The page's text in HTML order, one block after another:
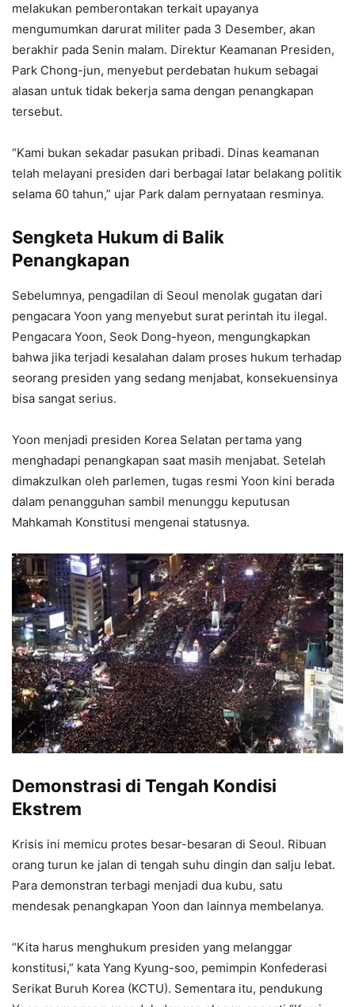
melakukan pemberontakan terkait upayanya
mengumumkan darurat militer pada 3 Desember, akan
berakhir pada Senin malam. Direktur Keamanan Presiden,
Park Chong-jun, menyebut perdebatan hukum sebagai
alasan untuk tidak bekerja sama dengan penangkapan
tersebut.
“Kami bukan sekadar pasukan pribadi. Dinas keamanan
telah melayani presiden dari berbagai latar belakang politik
selama 60 tahun,” ujar Park dalam pernyataan resminya.
Sengketa Hukum di Balik
Penangkapan
Sebelumnya, pengadilan di Seoul menolak gugatan dari
pengacara Yoon yang menyebut surat perintah itu ilegal.
Pengacara Yoon, Seok Dong-hyeon, mengungkapkan
bahwa jika terjadi kesalahan dalam proses hukum terhadap
seorang presiden yang sedang menjabat, konsekuensinya
bisa sangat serius.
Yoon menjadi presiden Korea Selatan pertama yang
menghadapi penangkapan saat masih menjabat. Setelah
dimakzulkan oleh parlemen, tugas resmi Yoon kini berada
dalam penangguhan sambil menunggu keputusan
Mahkamah Konstitusi mengenai statusnya.
Demonstrasi di Tengah Kondisi
Ekstrem
Krisis ini memicu protes besar-besaran di Seoul. Ribuan
orang turun ke jalan di tengah suhu dingin dan salju lebat.
Para demonstran terbagi menjadi dua kubu, satu
mendesak penangkapan Yoon dan lainnya membelanya.
“Kita harus menghukum presiden yang melanggar
konstitusi,” kata Yang Kyung-soo, pemimpin Konfederasi
Serikat Buruh Korea (KCTU). Sementara itu, pendukung